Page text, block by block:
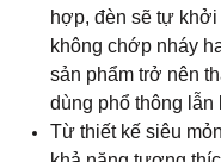
Tuổi Thọ Cao –
Và Kinh Tế Lâu
Đèn âm trần tròn
vỏ hợp kim nhôm